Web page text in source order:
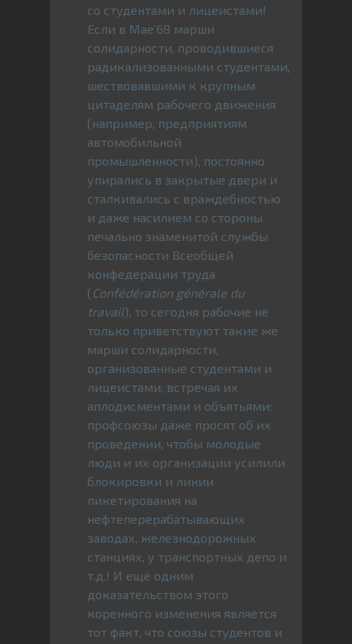
со студентами и лицеистами!
Если в Мае’68 марши
солидарности, проводившиеся
радикализованными студентами,
шествовавшими к крупным
цитаделям рабочего движения
(например, предприятиям
автомобильной
промышленности), постоянно
упирались в закрытые двери и
сталкивались с враждебностью
и даже насилием со стороны
печально знаменитой службы
безопасности Всеобщей
конфедерации труда
(Confédération générale du
travail), то сегодня рабочие не
только приветствуют такие же
марши солидарности,
организованные студентами и
лицеистами, встречая их
аплодисментами и объятьями:
профсоюзы даже просят об их
проведении, чтобы молодые
люди и их организации усилили
блокировки и линии
пикетирования на
нефтеперерабатывающих
заводах, железнодорожных
станциях, у транспортных депо и
т.д.! И ещё одним
доказательством этого
коренного изменения является
тот факт, что союзы студентов и